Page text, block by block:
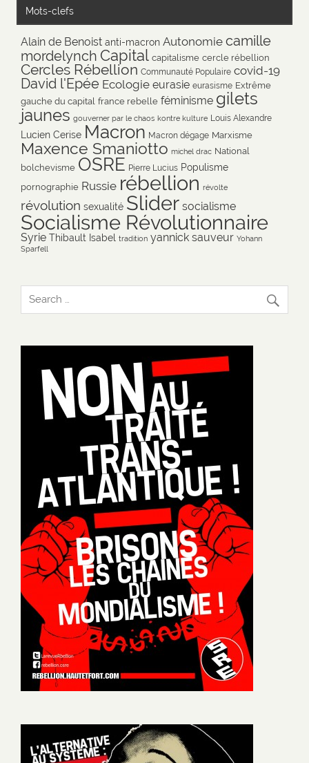
Mots-clefs
Alain de Benoist anti-macron Autonomie camille
mordelynch Capital capitalisme cercle rébellion
Cercles Rébellion Communauté Populaire covid-19
David l'Epée Ecologie eurasie eurasisme Extrême
gauche du capital france rebelle féminisme gilets
jaunes gouverner par le chaos kontre kulture Louis Alexandre
Lucien Cerise Macron Macron dégage Marxisme
Maxence Smaniotto michel drac National
bolchevisme OSRE Pierre Lucius Populisme
pornographie Russie rébellion révolte
révolution sexualité Slider socialisme
Socialisme Révolutionnaire
Syrie Thibault Isabel tradition yannick sauveur Yohann
Sparfell